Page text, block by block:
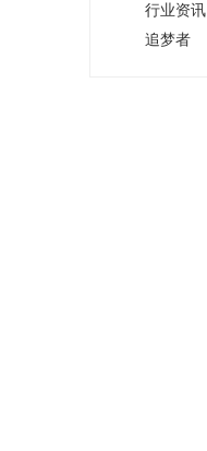
行业资讯
追梦者